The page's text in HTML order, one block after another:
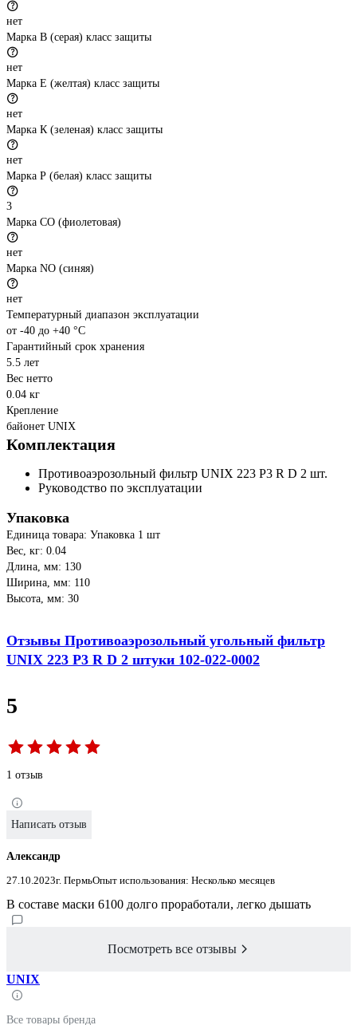
нет
Марка В (серая) класс защиты
нет
Марка Е (желтая) класс защиты
нет
Марка К (зеленая) класс защиты
нет
Марка Р (белая) класс защиты
3
Марка СО (фиолетовая)
нет
Марка NO (синяя)
нет
Температурный диапазон эксплуатации
от -40 до +40 °С
Гарантийный срок хранения
5.5 лет
Вес нетто
0.04 кг
Крепление
байонет UNIX
Комплектация
Противоаэрозольный фильтр UNIX 223 P3 R D 2 шт.
Руководство по эксплуатации
Упаковка
Единица товара: Упаковка 1 шт
Вес, кг: 0.04
Длина, мм: 130
Ширина, мм: 110
Высота, мм: 30
Отзывы Противоаэрозольный угольный фильтр
UNIX 223 P3 R D 2 штуки 102-022-0002
5
1 отзыв
Написать отзыв
Александр
27.10.2023г. ПермьОпыт использования: Несколько месяцев
В составе маски 6100 долго проработали, легко дышать
Посмотреть все отзывы
UNIX
Все товары бренда